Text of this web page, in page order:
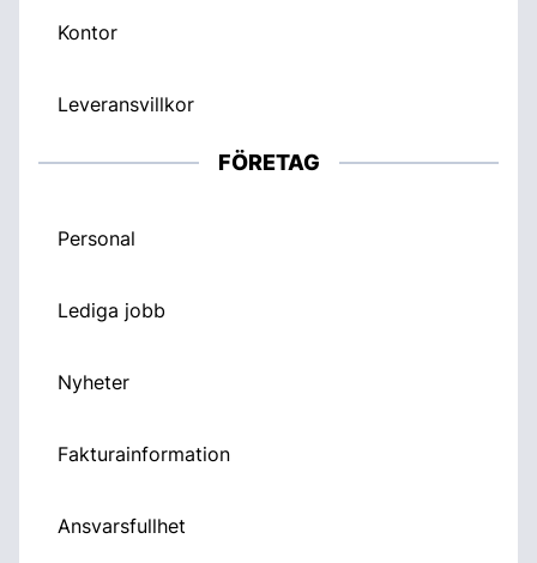
Kontor
Leveransvillkor
FÖRETAG
Personal
Lediga jobb
Nyheter
Fakturainformation
Ansvarsfullhet